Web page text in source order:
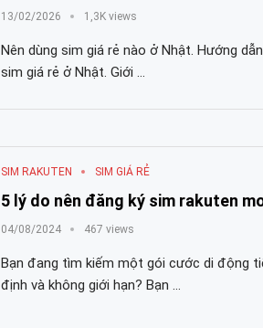
13/02/2026 1,3K views
Nên dùng sim giá rẻ nào ở Nhật. Hướng
sim giá rẻ ở Nhật. Giới …
SIM RAKUTEN SIM GIÁ RẺ
5 lý do nên đăng ký sim rakuten
04/08/2024 467 views
Bạn đang tìm kiếm một gói cước di động
định và không giới hạn? Bạn …